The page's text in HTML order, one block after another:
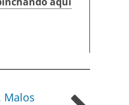
Malos